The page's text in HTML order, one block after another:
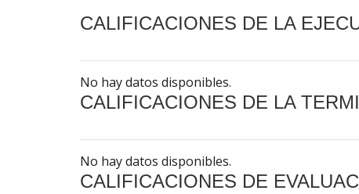
CALIFICACIONES DE LA
No hay datos disponibles.
CALIFICACIONES DE LA
No hay datos disponibles.
CALIFICACIONES DE